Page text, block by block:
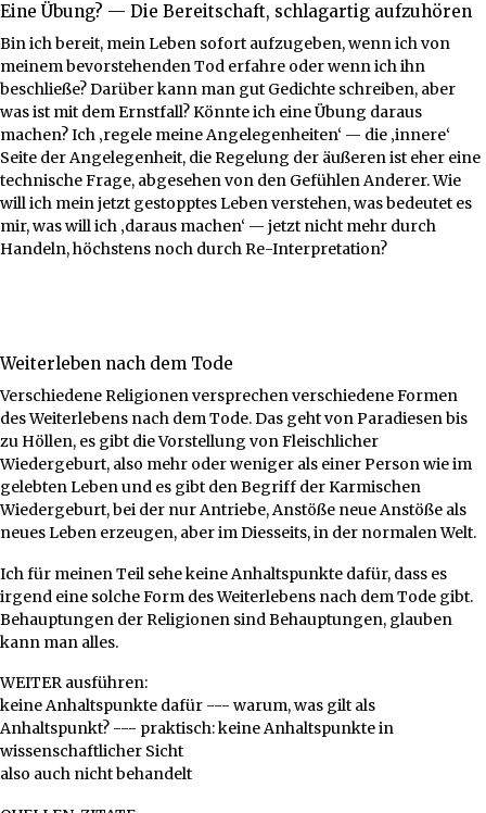
Eine Übung? — Die Bereitschaft, schlagartig aufzuhören
Bin ich bereit, mein Leben sofort aufzugeben, wenn ich von
meinem bevorstehenden Tod erfahre oder wenn ich ihn
beschließe? Darüber kann man gut Gedichte schreiben, aber
was ist mit dem Ernstfall? Könnte ich eine Übung daraus
machen? Ich ‚regele meine Angelegenheiten‘ — die ‚innere‘
Seite der Angelegenheit, die Regelung der äußeren ist eher eine
technische Frage, abgesehen von den Gefühlen Anderer. Wie
will ich mein jetzt gestopptes Leben verstehen, was bedeutet es
mir, was will ich ‚daraus machen‘ — jetzt nicht mehr durch
Handeln, höchstens noch durch Re-Interpretation?
Weiterleben nach dem Tode
Verschiedene Religionen versprechen verschiedene Formen
des Weiterlebens nach dem Tode. Das geht von Paradiesen bis
zu Höllen, es gibt die Vorstellung von Fleischlicher
Wiedergeburt, also mehr oder weniger als einer Person wie im
gelebten Leben und es gibt den Begriff der Karmischen
Wiedergeburt, bei der nur Antriebe, Anstöße neue Anstöße als
neues Leben erzeugen, aber im Diesseits, in der normalen Welt.
Ich für meinen Teil sehe keine Anhaltspunkte dafür, dass es
irgend eine solche Form des Weiterlebens nach dem Tode gibt.
Behauptungen der Religionen sind Behauptungen, glauben
kann man alles.
WEITER ausführen:
keine Anhaltspunkte dafür --- warum, was gilt als
Anhaltspunkt? --- praktisch: keine Anhaltspunkte in
wissenschaftlicher Sicht
also auch nicht behandelt